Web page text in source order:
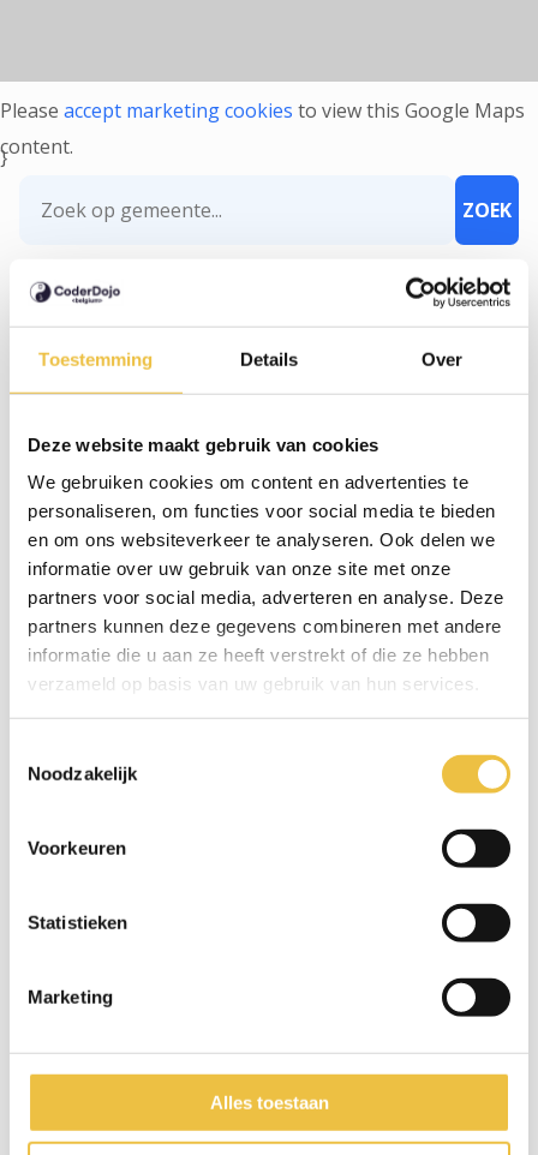
Toestemming Details Over
Deze website maakt gebruik van cookies
We gebruiken cookies om content en advertenties te
personaliseren, om functies voor social media te bieden
en om ons websiteverkeer te analyseren. Ook delen we
informatie over uw gebruik van onze site met onze
partners voor social media, adverteren en analyse. Deze
partners kunnen deze gegevens combineren met andere
informatie die u aan ze heeft verstrekt of die ze hebben
verzameld op basis van uw gebruik van hun services.
Noodzakelijk
Voorkeuren
Statistieken
Marketing
Alles toestaan
Please accept marketing cookies to view this Google Maps
content.
}
CoderDojo Leopoldsburg - 05/09/2026
CoderDojo Balen - 05/09/2026
05/09/2026
1 Bevrijdingsstraat, Balen
INSCHRIJVEN
CoderDojo Herselt - 05/09/2026
05/09/2026
CoderDojo Evergem - 05/09/2026
BIBLIOTHEEKSTRAAT, EVERGEM
INSCHRIJVEN